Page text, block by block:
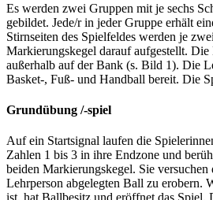
Es werden zwei Gruppen mit je sechs
gebildet. Jede/r in jeder Gruppe erhält
Stirnseiten des Spielfeldes werden je
Markierungskegel darauf aufgestellt. Die
außerhalb auf der Bank (s. Bild 1). Die
Basket-, Fuß- und Handball bereit. Die
Grundübung /-spiel
Auf ein Startsignal laufen die
Zahlen 1 bis 3 in ihre Endzone und
beiden Markierungskegel. Sie versuchen
Lehrperson abgelegten Ball zu erobern.